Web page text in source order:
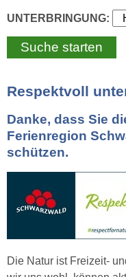
UNTERBRINGUNG:
Respektvoll
Danke, dass Sie
Ferienregion
schützen.
Die Natur ist Freizeit-